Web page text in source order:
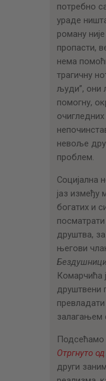
потребно
ураде
роману
пропасти,
нема
трагичну
људи”, они
помогну,
невоље
проблем.
Социјална
јаз између
богатих и
друштва,
његови
Комарчића
друштвени
залагањем
Подсећамо
Отргнуто
други